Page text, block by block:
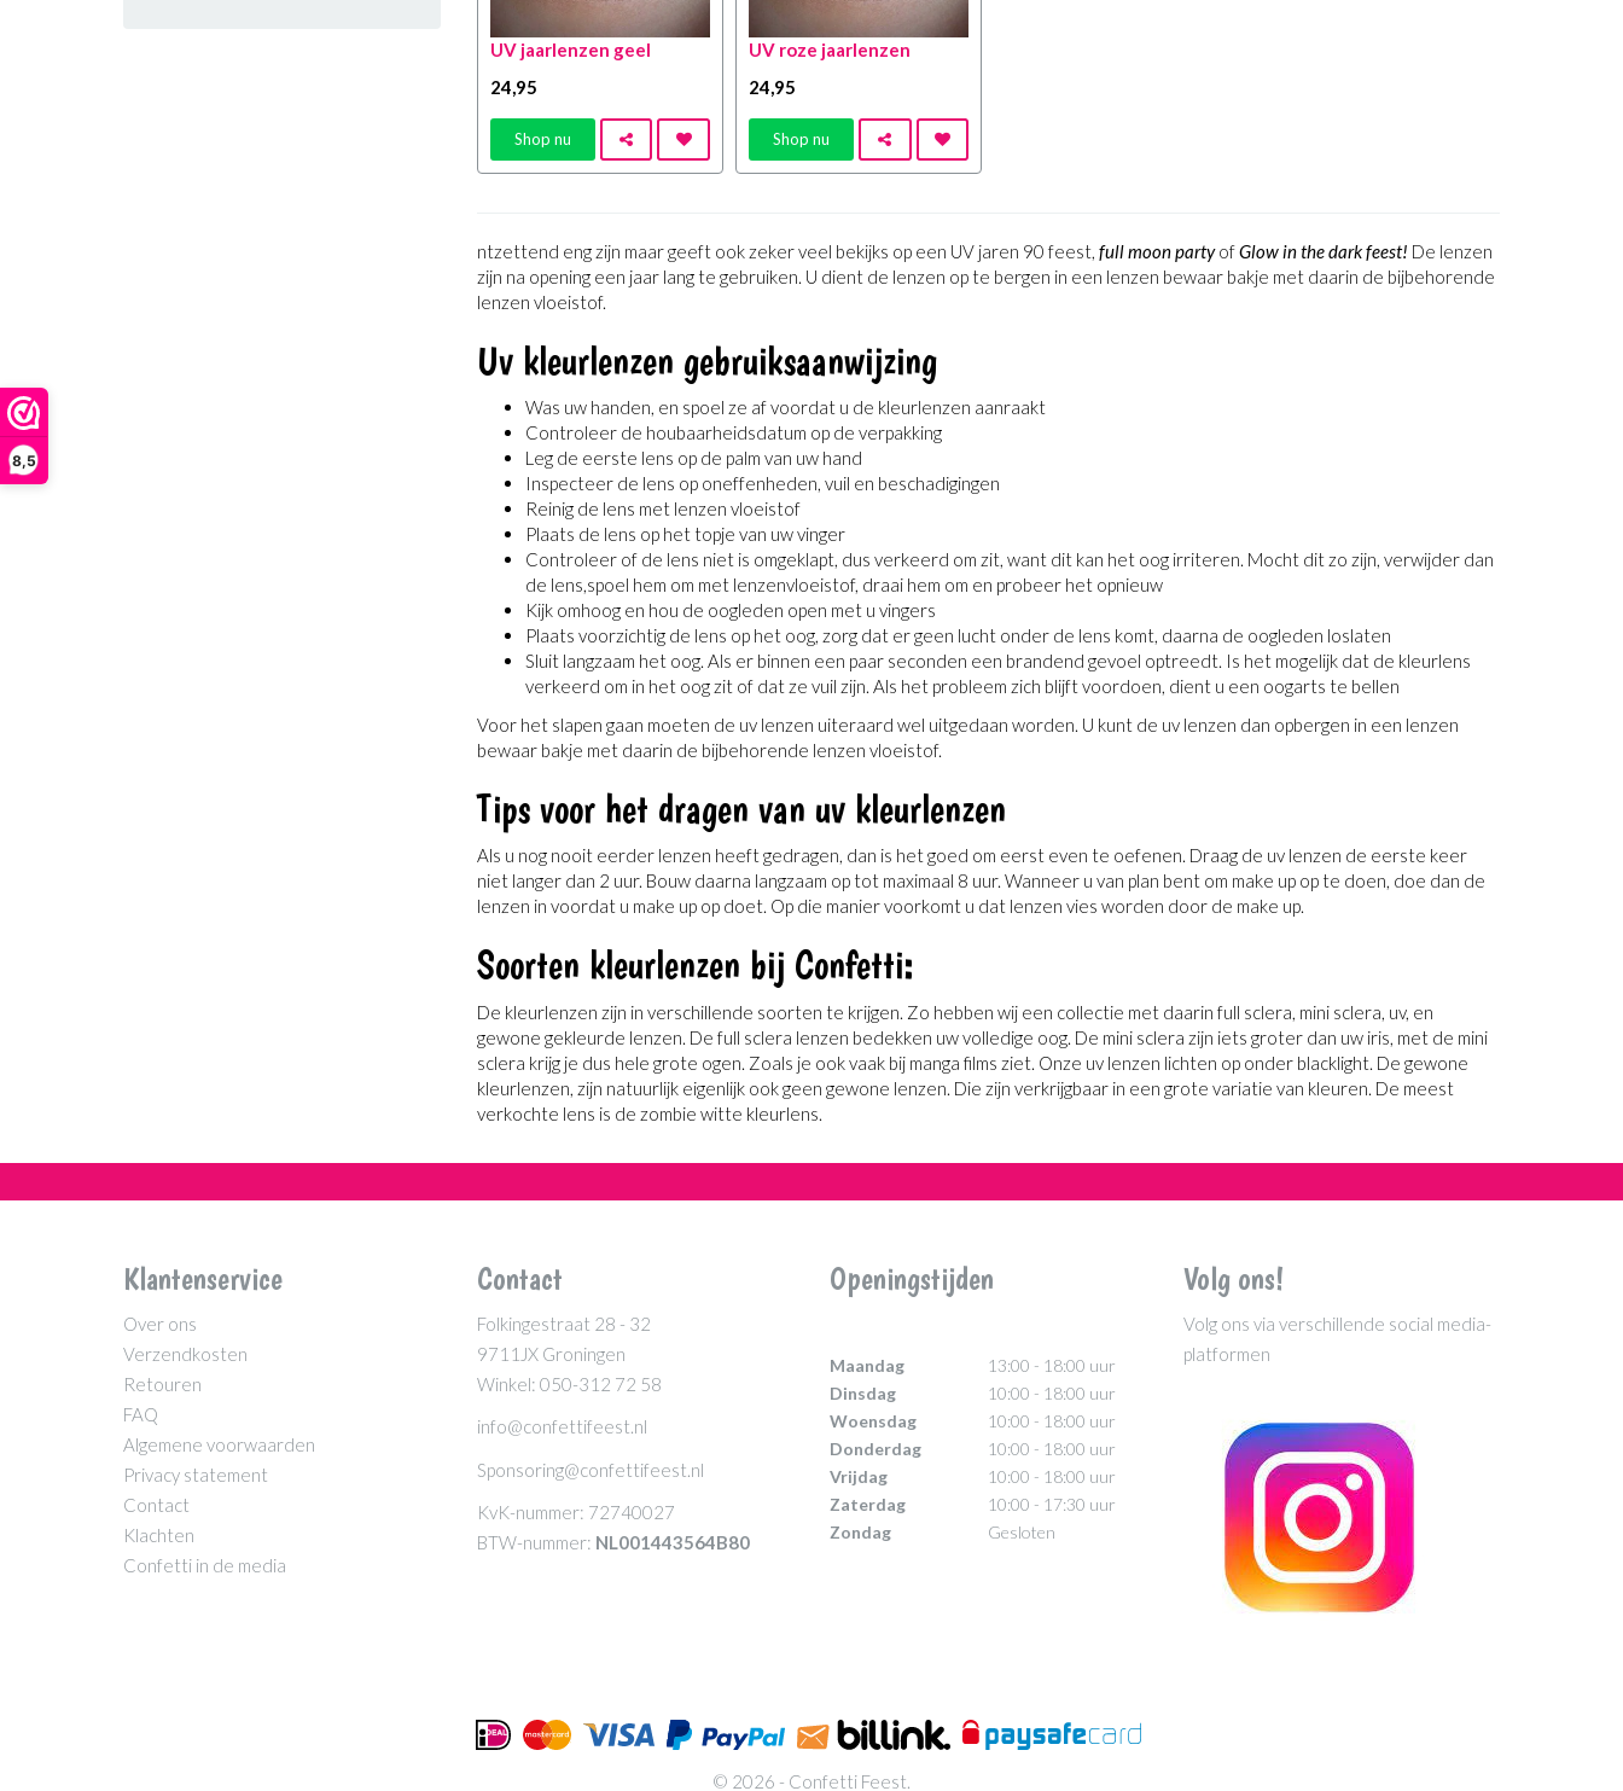
8,5
UV jaarlenzen geel
24,95
Shop nu
UV roze jaarlenzen
24,95
Shop nu
ntzettend eng zijn maar geeft ook zeker veel bekijks op een UV jaren 90 feest, full moon partyofGlow in the dark feest! De lenzen
zijn na opening een jaar lang te gebruiken. U dient de lenzen op te bergen in een lenzen bewaar bakje met daarin de bijbehorende
lenzen vloeistof.
Uv kleurlenzen gebruiksaanwijzing
Was uw handen, en spoel ze af voordat u de kleurlenzen aanraakt
Controleer de houbaarheidsdatum op de verpakking
Leg de eerste lens op de palm van uw hand
Inspecteer de lens op oneffenheden, vuil en beschadigingen
Reinig de lens met lenzen vloeistof
Plaats de lens op het topje van uw vinger
Controleer of de lens niet is omgeklapt, dus verkeerd om zit, want dit kan het oog irriteren. Mocht dit zo zijn, verwijder dan
de lens,spoel hem om met lenzenvloeistof, draai hem om en probeer het opnieuw
Kijk omhoog en hou de oogleden open met u vingers
Plaats voorzichtig de lens op het oog, zorg dat er geen lucht onder de lens komt, daarna de oogleden loslaten
Sluit langzaam het oog. Als er binnen een paar seconden een brandend gevoel optreedt. Is het mogelijk dat de kleurlens
verkeerd om in het oog zit of dat ze vuil zijn. Als het probleem zich blijft voordoen, dient u een oogarts te bellen
Voor het slapen gaan moeten de uv lenzen uiteraard wel uitgedaan worden. U kunt de uv lenzen dan opbergen in een lenzen
bewaar bakje met daarin de bijbehorende lenzen vloeistof.
Tips voor het dragen van uv kleurlenzen
Als u nog nooit eerder lenzen heeft gedragen, dan is het goed om eerst even te oefenen. Draag de uv lenzen de eerste keer
niet langer dan 2 uur. Bouw daarna langzaam op tot maximaal 8 uur. Wanneer u van plan bent om make up op te doen, doe dan de
lenzen in voordat u make up op doet. Op die manier voorkomt u dat lenzen vies worden door de make up.
Soorten kleurlenzen bij Confetti:
De kleurlenzen zijn in verschillende soorten te krijgen. Zo hebben wij een collectie met daarin full sclera, mini sclera, uv, en
gewone gekleurde lenzen. De full sclera lenzen bedekken uw volledige oog. De mini sclera zijn iets groter dan uw iris, met de mini
sclera krijg je dus hele grote ogen. Zoals je ook vaak bij manga films ziet. Onze uv lenzen lichten op onder blacklight. De gewone
kleurlenzen, zijn natuurlijk eigenlijk ook geen gewone lenzen. Die zijn verkrijgbaar in een grote variatie van kleuren. De meest
verkochte lens is de zombie witte kleurlens.
Klantenservice
Over ons
Verzendkosten
Retouren
FAQ
Algemene voorwaarden
Privacy statement
Contact
Klachten
Confetti in de media
Contact
Folkingestraat 28 - 32
9711JX Groningen
Winkel: 050-312 72 58
info@confettifeest.nl
Sponsoring@confettifeest.nl
KvK-nummer: 72740027
BTW-nummer: NL001443564B80
Openingstijden
Maandag
13:00 - 18:00 uur
Dinsdag
10:00 - 18:00 uur
Woensdag
10:00 - 18:00 uur
Donderdag
10:00 - 18:00 uur
Vrijdag
10:00 - 18:00 uur
Zaterdag
10:00 - 17:30 uur
Zondag
Gesloten
Volg ons!
Volg ons via verschillende social media-
platformen
© 2026 - Confetti Feest.